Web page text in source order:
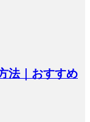
法｜おすすめ